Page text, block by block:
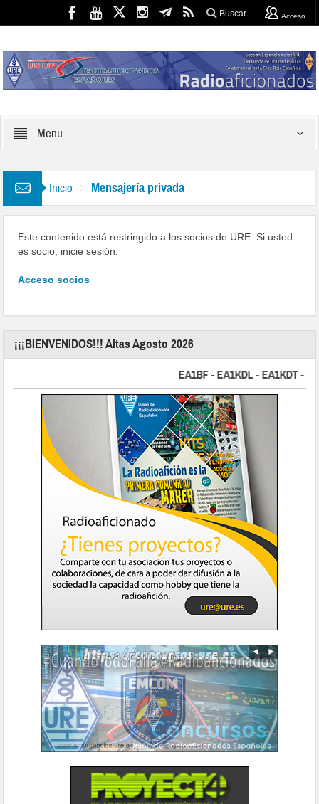
Buscar Acceso
Menu
Inicio Mensajería privada
Este contenido está restringido a los socios de URE. Si usted
es socio, inicie sesión.
Acceso socios
¡¡¡BIENVENIDOS!!! Altas Agosto 2026
EA1BF - EA1KDL - EA1KDT -